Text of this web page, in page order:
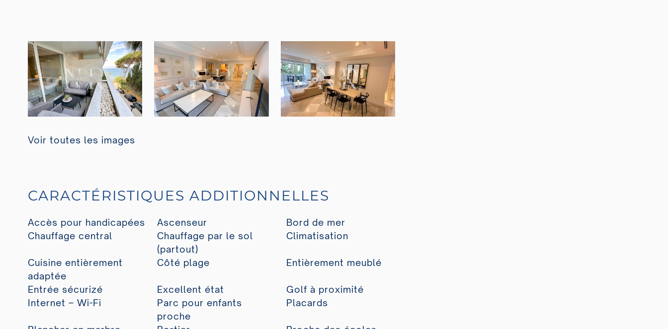
Voir toutes les images
CARACTÉRISTIQUES ADDITIONNELLES
Accès pour handicapées Ascenseur
Bord de mer
Chauffage central
Chauffage par le sol
(partout)
Climatisation
Cuisine entièrement
adaptée
Côté plage Entièrement meublé
Entrée sécurizé Excellent état
Golf à proximité
Internet – Wi-Fi
Parc pour enfants
proche
Placards